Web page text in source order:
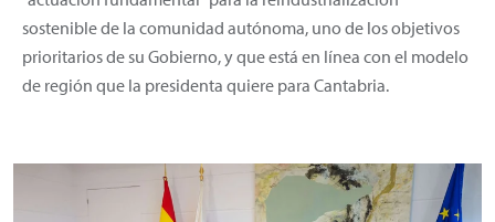
sostenible de la comunidad autónoma, uno de los objetivos
prioritarios de su Gobierno, y que está en línea con el modelo
de región que la presidenta quiere para Cantabria.